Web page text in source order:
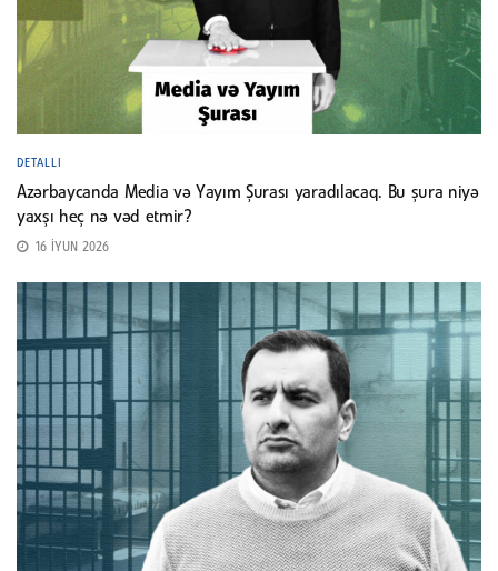
DETALLI
Azərbaycanda Media və Yayım Şurası yaradılacaq. Bu şura niyə
yaxşı heç nə vəd etmir?
16 İYUN 2026